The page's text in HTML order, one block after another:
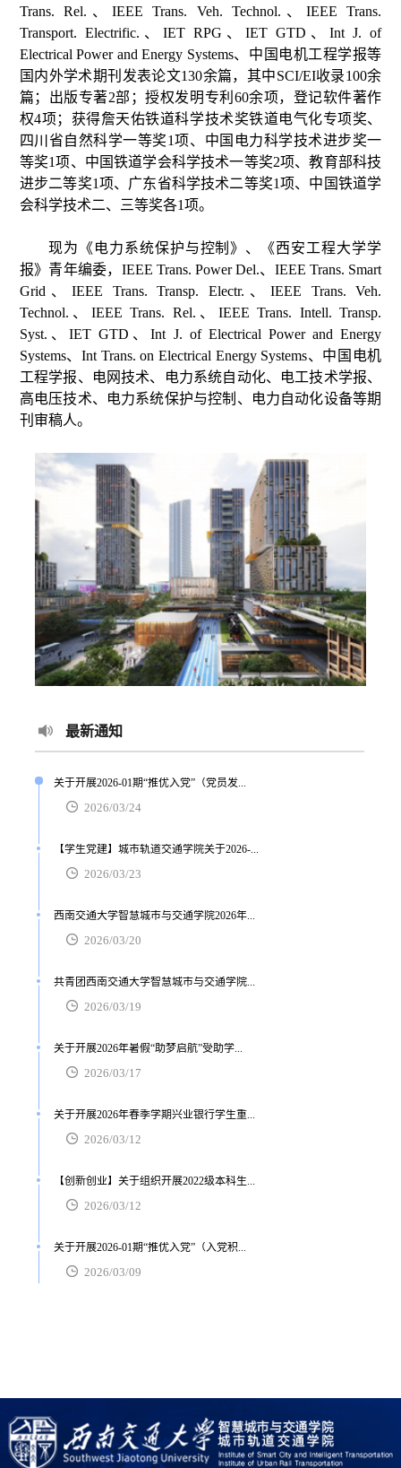
Trans. Rel.、IEEE Trans. Veh. Technol.、IEEE Trans.
Transport. Electrific.、IET RPG、IET GTD、Int J. of
Electrical Power and Energy Systems、中国电机工程学报等
国内外学术期刊发表论文130余篇，其中SCI/EI收录100余
篇；出版专著2部；授权发明专利60余项，登记软件著作
权4项；获得詹天佑铁道科学技术奖铁道电气化专项奖、
四川省自然科学一等奖1项、中国电力科学技术进步奖一
等奖1项、中国铁道学会科学技术一等奖2项、教育部科技
进步二等奖1项、广东省科学技术二等奖1项、中国铁道学
会科学技术二、三等奖各1项。
现为《电力系统保护与控制》、《西安工程大学学
报》青年编委， IEEE Trans. Power Del.、IEEE Trans. Smart
Grid、IEEE Trans. Transp. Electr.、IEEE Trans. Veh.
Technol.、IEEE Trans. Rel.、IEEE Trans. Intell. Transp.
Syst.、IET GTD、Int J. of Electrical Power and Energy
Systems、Int Trans. on Electrical Energy Systems、中国电机
工程学报、电网技术、电力系统自动化、电工技术学报、
高电压技术、电力系统保护与控制、电力自动化设备等期
刊审稿人。
最新通知
关于开展2026-01期“推优入党”（党员发...
2026/03/24
【学生党建】城市轨道交通学院关于2026-...
2026/03/23
西南交通大学智慧城市与交通学院2026年...
2026/03/20
共青团西南交通大学智慧城市与交通学院...
2026/03/19
关于开展2026年暑假“助梦启航”受助学...
2026/03/17
关于开展2026年春季学期兴业银行学生重...
2026/03/12
【创新创业】关于组织开展2022级本科生...
2026/03/12
关于开展2026-01期“推优入党”（入党积...
2026/03/09